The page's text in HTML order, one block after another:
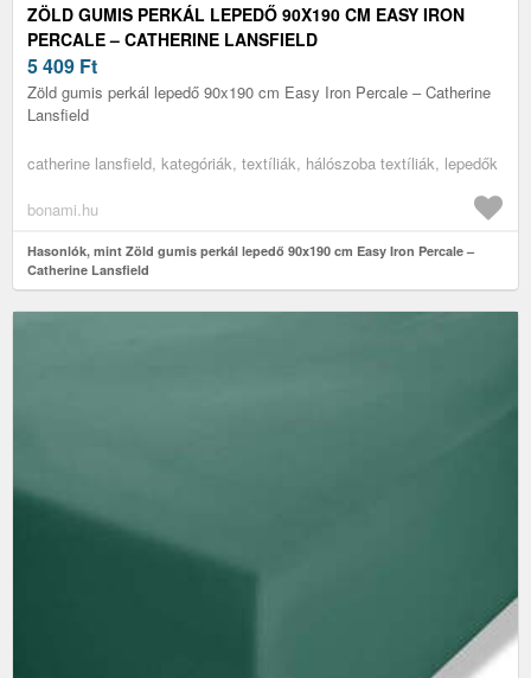
ZÖLD GUMIS PERKÁL LEPEDŐ 90X190 CM EASY IRON
PERCALE – CATHERINE LANSFIELD
5 409 Ft
Zöld gumis perkál lepedő 90x190 cm Easy Iron Percale – Catherine
Lansfield
catherine lansfield, kategóriák, textíliák, hálószoba textíliák, lepedők
bonami.hu
Hasonlók, mint Zöld gumis perkál lepedő 90x190 cm Easy Iron Percale –
Catherine Lansfield